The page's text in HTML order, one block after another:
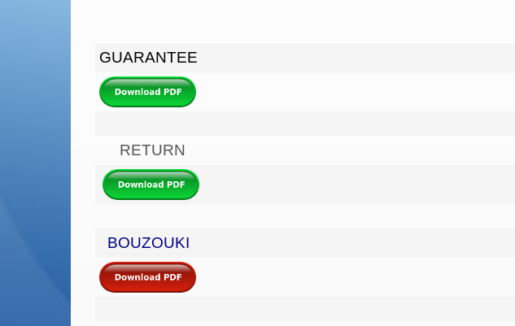
GUARANTEE
RETURN
BOUZOUKI